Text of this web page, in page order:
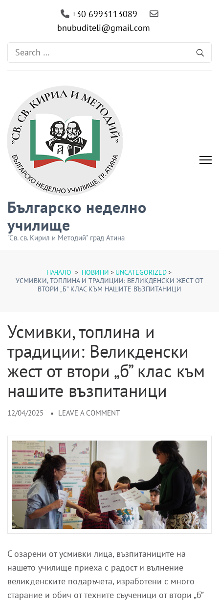
+30 6993113089
bnubuditeli@gmail.com
Search
for:
Българско неделно
училище
"Св. св. Кирил и Методий" град Атина
НАЧАЛО > НОВИНИ > UNCATEGORIZED>
УСМИВКИ, ТОПЛИНА И ТРАДИЦИИ: ВЕЛИКДЕНСКИ ЖЕСТ ОТ
ВТОРИ „Б” КЛАС КЪМ НАШИТЕ ВЪЗПИТАНИЦИ
Усмивки, топлина и
традиции: Великденски
жест от втори „б” клас към
нашите възпитаници
12/04/2025 LEAVE A COMMENT
С озарени от усмивки лица, възпитаниците на
нашето училище приеха с радост и вълнение
великденските подаръчета, изработени с много
старание и обич от техните съученици от втори „б”